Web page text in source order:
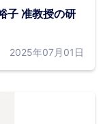
子 准教授の研
2025年07月01日